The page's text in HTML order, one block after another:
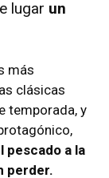
lugar un
más
clásicas
temporada, y
pescado a la
perder.